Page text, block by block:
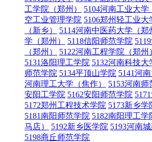
工学院（郑州）
5104河南工业大学
空工业管理学院 5106郑州轻工业大
（新乡）
5114河南中医药大学（郑
学（郑州）
5118信阳师范学院
（郑州）
5122河南工程学院（郑州
5131洛阳理工学院 5132河南科技大
师范学院 5134平顶山学院 5141河
河南理工大学（焦作）
5153河南师
安阳工学院 5162安阳师范学院
5172郑州工程技术学院 5173新乡学
5181南阳师范学院 5182南阳理工学
马店）
5192新乡医学院 5193河南
5198商丘师范学院